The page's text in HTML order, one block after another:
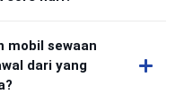
mobil sewaan
dari yang